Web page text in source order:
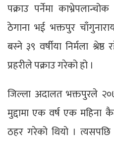
पक्राउ पर्नेमा
ठेगाना भई भक्तपुर
बस्ने ३९ वर्षीया निर्मला
प्रहरीले पक्राउ गरेको हो ।
जिल्ला अदालत भक्तपुरले
मुद्दामा एक वर्ष एक महिना
ठहर गरेको थियो ।